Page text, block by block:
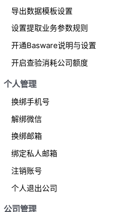
导出数据模板设置
设置提取业务参数规则
开通Basware说明与设置
开启查验消耗公司额度
个人管理
换绑手机号
解绑微信
换绑邮箱
绑定私人邮箱
注销账号
个人退出公司
公司管理